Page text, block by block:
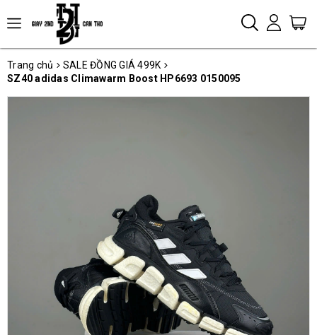
Trang chủ
SALE ĐỒNG GIÁ 499K
SZ40 adidas Climawarm Boost HP6693 0150095